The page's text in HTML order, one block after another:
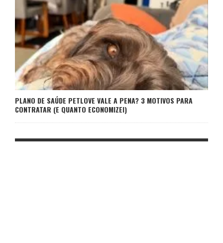
PLANO DE SAÚDE PETLOVE VALE A PENA? 3 MOTIVOS PARA
CONTRATAR (E QUANTO ECONOMIZEI)